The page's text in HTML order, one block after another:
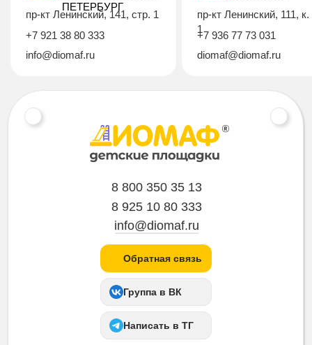
ПЕТЕРБУРГ
пр-кт Ленинский, 141, стр. 1
+7 921 38 80 333
info@diomaf.ru
пр-кт Ленинский, 111, к.
1
+7 936 77 73 031
diomaf@diomaf.ru
8 800 350 35 13
8 925 10 80 333
info@diomaf.ru
Обратная связь
Группа в ВК
Написать в ТГ